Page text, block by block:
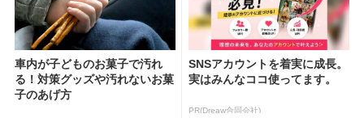
車内が子どものお菓子で汚れ
る！対策グッズや汚れないお菓
子のあげ方
SNSアカウントを着実に成長。
実はみんなココ使ってます。
PR(Dreaw合同会社)